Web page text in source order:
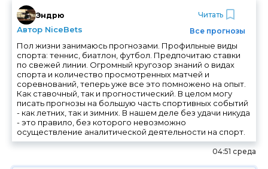
Эндрю
Автор NiceBets
Читать
Все прогнозы
Пол жизни занимаюсь прогнозами. Профильные виды
спорта: теннис, биатлон, футбол. Предпочитаю ставки
по свежей линии. Огромный кругозор знаний о видах
спорта и количество просмотренных матчей и
соревнований, теперь уже все это помножено на опыт.
Как ставочный, так и прогностический. В целом могу
писать прогнозы на большую часть спортивных событий
- как летних, так и зимних. В нашем деле без удачи никуда
- это правило, без которого невозможно
осуществление аналитической деятельности на спорт.
04:51 среда